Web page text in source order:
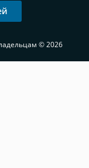
© 2026